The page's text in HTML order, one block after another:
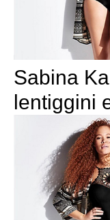
Sabina
lentiggini